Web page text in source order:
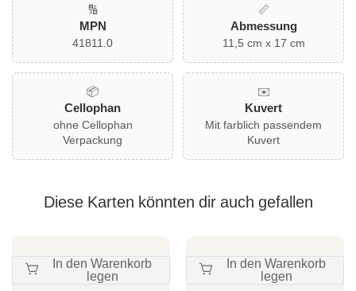
🔢
MPN
41811.0
📏
Abmessung
11,5 cm x 17 cm
📦
Cellophan
ohne Cellophan
Verpackung
✉️
Kuvert
Mit farblich passendem
Kuvert
Diese Karten könnten dir auch gefallen
In den Warenkorb
legen
In den Warenkorb
legen